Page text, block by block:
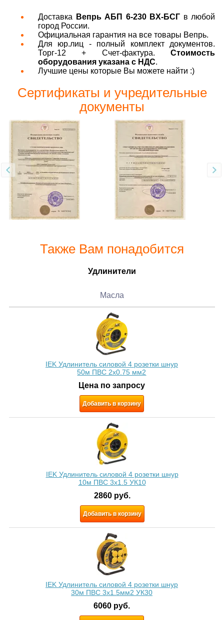
Доставка Вепрь АБП 6-230 ВX-БСГ в любой
город России.
Официальная гарантия на все товары Вепрь.
Для юр.лиц - полный комплект документов.
Торг-12 + Счет-фактура. Стоимость
оборудования указана с НДС.
Лучшие цены которые Вы можете найти :)
Сертификаты и учредительные
документы
Также Вам понадобится
Удлинители
Масла
IEK Удлинитель силовой 4 розетки шнур
50м ПВС 2х0.75 мм2
Цена по запросу
Добавить в корзину
IEK Удлинитель силовой 4 розетки шнур
10м ПВС 3x1.5 УК10
2860 руб.
Добавить в корзину
IEK Удлинитель силовой 4 розетки шнур
30м ПВС 3х1.5мм2 УК30
6060 руб.